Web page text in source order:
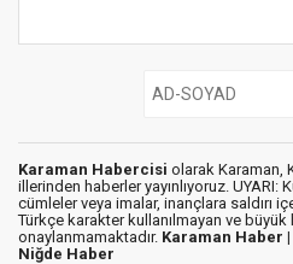
Karaman Habercisi olarak Karaman,
illerinden haberler yayınlıyoruz. UYARI:
cümleler veya imalar, inançlara saldırı
Türkçe karakter kullanılmayan ve büyük
onaylanmamaktadır. Karaman Haber |
Niğde Haber